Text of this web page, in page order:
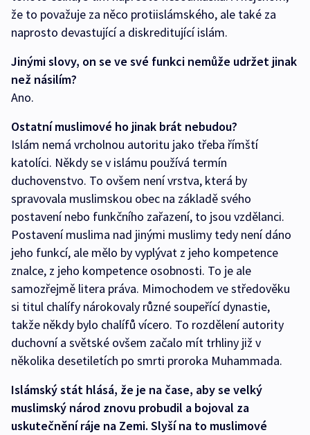
že to považuje za něco protiislámského, ale také za
naprosto devastující a diskreditující islám.
Jinými slovy, on se ve své funkci nemůže udržet jinak
než násilím?
Ano.
Ostatní muslimové ho jinak brát nebudou?
Islám nemá vrcholnou autoritu jako třeba římští
katolíci. Někdy se v islámu používá termín
duchovenstvo. To ovšem není vrstva, která by
spravovala muslimskou obec na základě svého
postavení nebo funkčního zařazení, to jsou vzdělanci.
Postavení muslima nad jinými muslimy tedy není dáno
jeho funkcí, ale mělo by vyplývat z jeho kompetence
znalce, z jeho kompetence osobnosti. To je ale
samozřejmě litera práva. Mimochodem ve středověku
si titul chalífy nárokovaly různé soupeřící dynastie,
takže někdy bylo chalífů vícero. To rozdělení autority
duchovní a světské ovšem začalo mít trhliny již v
několika desetiletích po smrti proroka Muhammada.
Islámský stát hlásá, že je na čase, aby se velký
muslimský národ znovu probudil a bojoval za
uskutečnění ráje na Zemi. Slyší na to muslimové